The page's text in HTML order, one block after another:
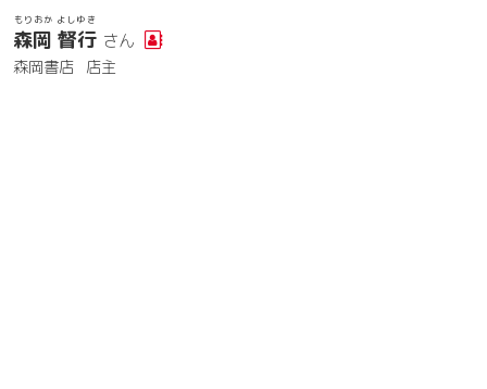
森岡 督行
もりおか よしゆき
さん
森岡書店 店主